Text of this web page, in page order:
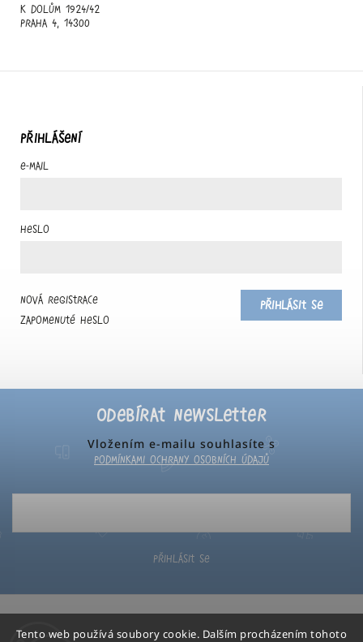
Tento web používá soubory cookie. Dalším procházením tohoto
Odebírat newsletter
Vložením e-mailu souhlasíte s
podmínkami ochrany osobních údajů
Přihlásit se
K Dolům 1924/42
Praha 4, 14300
PŘIHLÁŠENÍ
E-mail
Heslo
Přihlásit se
Nová registrace
Zapomenuté heslo